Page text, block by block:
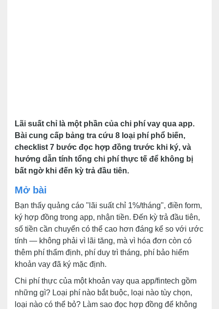
Lãi suất chỉ là một phần của chi phí vay qua app.
Bài cung cấp bảng tra cứu 8 loại phí phổ biến,
checklist 7 bước đọc hợp đồng trước khi ký, và
hướng dẫn tính tổng chi phí thực tế để không bị
bất ngờ khi đến kỳ trả đầu tiên.
Mở bài
Bạn thấy quảng cáo "lãi suất chỉ 1%/tháng", điền form,
ký hợp đồng trong app, nhận tiền. Đến kỳ trả đầu tiên,
số tiền cần chuyển có thể cao hơn đáng kể so với ước
tính — không phải vì lãi tăng, mà vì hóa đơn còn có
thêm phí thẩm định, phí duy trì tháng, phí bảo hiểm
khoản vay đã ký mặc định.
Chi phí thực của một khoản vay qua app/fintech gồm
những gì? Loại phí nào bắt buộc, loại nào tùy chọn,
loại nào có thể bỏ? Làm sao đọc hợp đồng để không